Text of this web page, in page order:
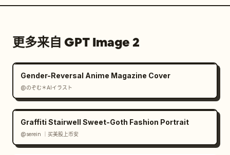
更多来自 GPT Image 2
Gender-Reversal Anime Magazine Cover
@のぞむ＊AIイラスト
Graffiti Stairwell Sweet-Goth Fashion Portrait
@serein ｜买美股上币安